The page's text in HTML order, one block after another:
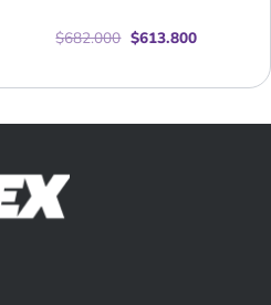
$682.000 El
precio
$682.000.
$613.800El
$613.800.